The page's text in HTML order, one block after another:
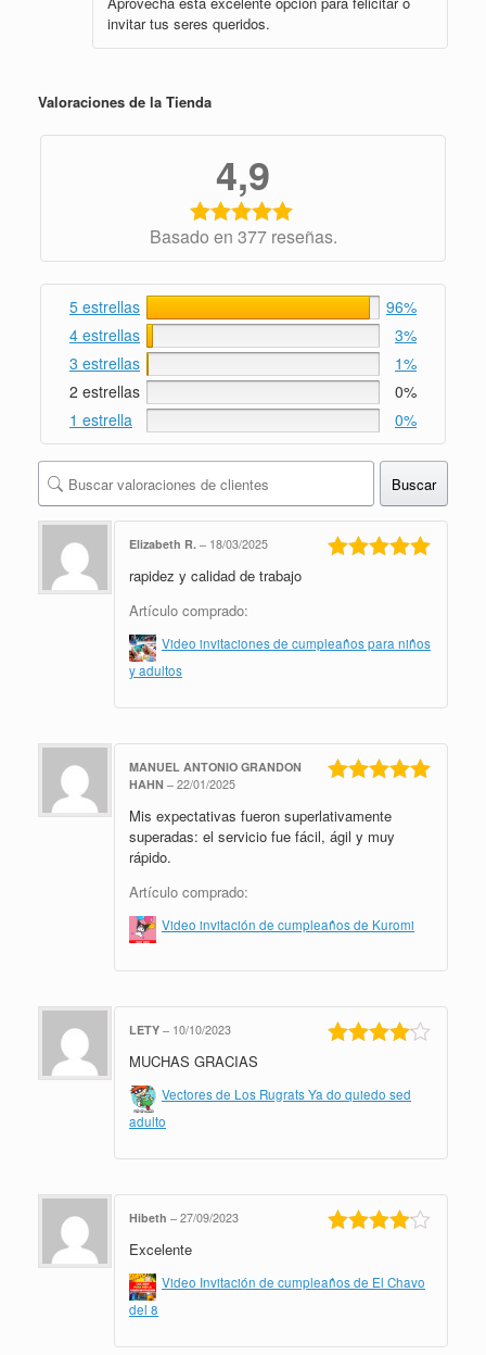
5de 5
invitar tus seres queridos.
Valoraciones de la Tienda
4,9
Basado en 377 reseñas.
5 estrellas
96%
4 estrellas
3%
3 estrellas
1%
2 estrellas
0%
1 estrella
0%
Buscar
Elizabeth R. – 18/03/2025
rapidez y calidad de trabajo
Artículo comprado:
Video invitaciones de cumpleaños para niños
y adultos
5de 5
MANUEL ANTONIO GRANDON
HAHN – 22/01/2025
Mis expectativas fueron superlativamente
superadas: el servicio fue fácil, ágil y muy
rápido.
Artículo comprado:
Video invitación de cumpleaños de Kuromi
LETY – 10/10/2023
MUCHAS GRACIAS
Vectores de Los Rugrats Ya do quiedo sed
adulto
Hibeth – 27/09/2023
Excelente
Video Invitación de cumpleaños de El Chavo
del 8